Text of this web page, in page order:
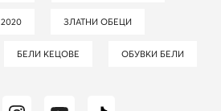
ЗЛАТНИ ОБЕЦИ
БЕЛИ КЕЦОВЕ ОБУВКИ БЕЛИ